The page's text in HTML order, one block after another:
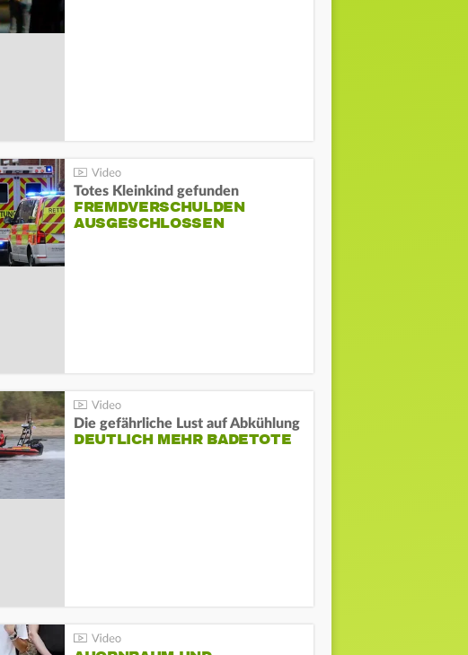
Totes Kleinkind gefunden
FREMDVERSCHULDEN
AUSGESCHLOSSEN
Die gefährliche Lust auf Abkühlung
DEUTLICH MEHR BADETOTE